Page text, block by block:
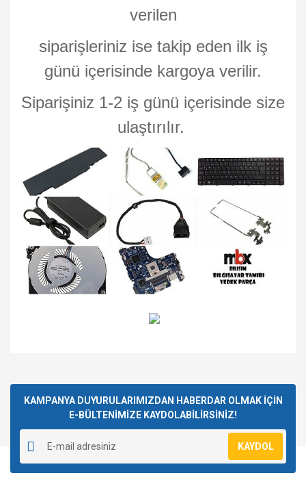
verilen
siparişleriniz ise takip eden ilk iş
günü içerisinde kargoya verilir.
Siparişiniz 1-2 iş günü içerisinde size
ulaştırılır.
Yorum Yaz
kullanarak tarafımıza iletebilirsiniz.
Görüş ve önerileriniz için teşekkür ederiz.
Ürün resmi kalitesiz, bozuk veya görüntülenemiyor.
Ürün açıklamasında eksik bilgiler bulunuyor.
Ürün bilgilerinde hatalar bulunuyor.
KAMPANYA DUYURULARIMIZDAN HABERDAR OLMAK İÇİN
E-BÜLTENİMİZE KAYDOLABİLİRSİNİZ!
KAYDOL